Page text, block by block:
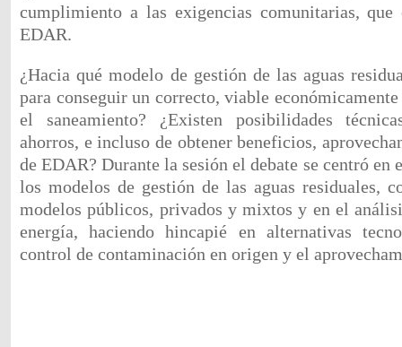
cumplimiento a las exigencias comunitarias,
EDAR.
¿Hacia qué modelo de gestión de las aguas
para conseguir un correcto, viable
el saneamiento? ¿Existen posibilidades
ahorros, e incluso de obtener beneficios,
de EDAR? Durante la sesión el debate se centró en
los modelos de gestión de las aguas residuales,
modelos públicos, privados y mixtos y en el
energía, haciendo hincapié en alternativas
control de contaminación en origen y el